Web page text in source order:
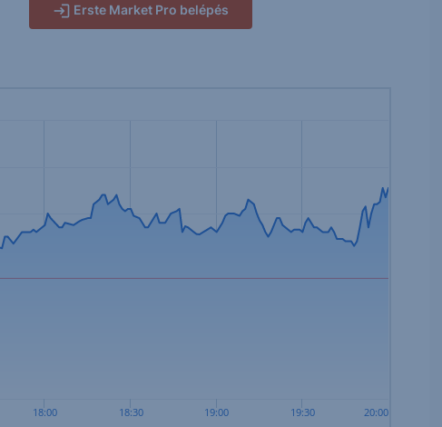
Erste Market Pro belépés
18:00 18:30 19:00 19:30 20:00